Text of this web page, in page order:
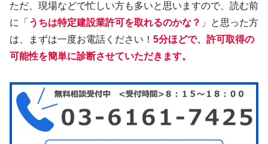
ただ、現場などで忙しい方も多いと思いますので、読む前
に「 うちは特定建設業許可を取れるのかな？ 」と思った方
は、まずは一度お電話ください！ 5分ほどで、許可取得の
可能性を簡単に診断させていただきます。